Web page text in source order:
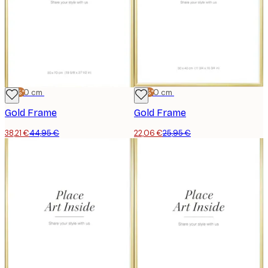
-15%*
50x70 cm
Gold Frame
38,21 €44,95 €
-15%*
30x40 cm
Gold Frame
22,06 €25,95 €